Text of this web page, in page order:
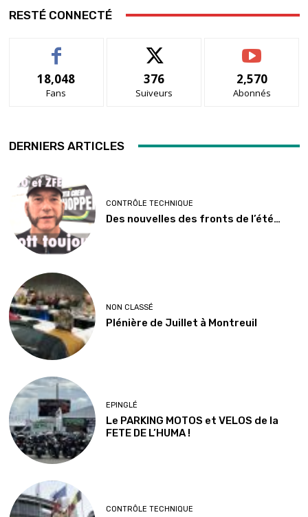
RESTÉ CONNECTÉ
18,048
Fans
376
Suiveurs
2,570
Abonnés
DERNIERS ARTICLES
CONTRÔLE TECHNIQUE
Des nouvelles des fronts de l’été…
NON CLASSÉ
Plénière de Juillet à Montreuil
EPINGLÉ
Le PARKING MOTOS et VELOS de la
FETE DE L’HUMA !
CONTRÔLE TECHNIQUE